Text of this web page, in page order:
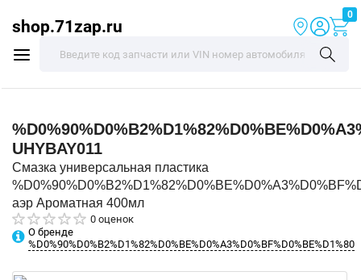
shop.71zap.ru
0
UHYBAY011
Смазка универсальная пластика
аэр Ароматная 400мл
0 оценок
О бренде
%D0%90%D0%B2%D1%82%D0%BE%D0%A3%D0%BF%D0%BE%D1%80